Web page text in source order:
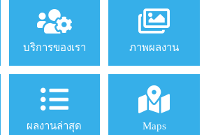
บริการของเรา ภาพผลงาน
ผลงานล่าสุด Maps